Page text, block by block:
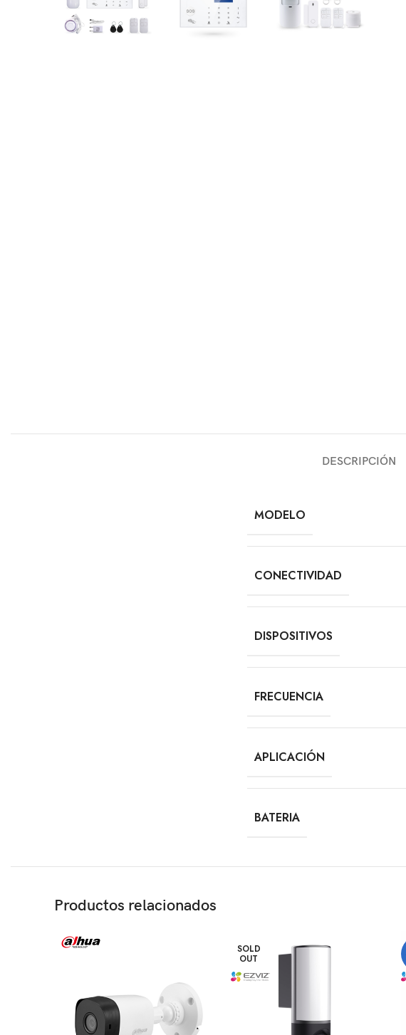
DESCRIPCIÓN
MODELO
CONECTIVIDAD
DISPOSITIVOS
FRECUENCIA
APLICACIÓN
BATERIA
Productos relacionados
SOLD
OUT